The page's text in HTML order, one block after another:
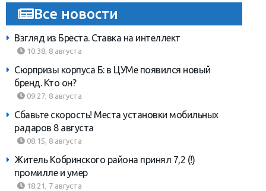
Все новости
Взгляд из Бреста. Ставка на интеллект
10:38, 8 августа
Сюрпризы корпуса Б: в ЦУМе появился новый
бренд. Кто он?
09:27, 8 августа
Сбавьте скорость! Места установки мобильных
радаров 8 августа
08:15, 8 августа
Житель Кобринского района принял 7,2 (!)
промилле и умер
18:21, 7 августа